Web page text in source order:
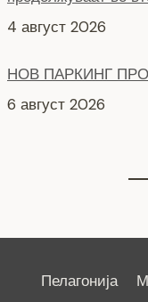
НОВ ПАРКИНГ
6 август 2026
СЕ АСФАЛТИРА
6 август 2026
Пелагонија